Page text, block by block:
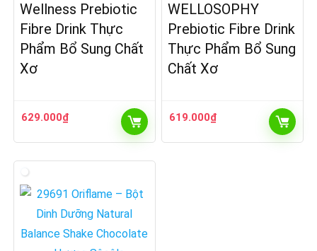
Wellness Prebiotic
Fibre Drink Thực
Phẩm Bổ Sung Chất
Xơ
629.000₫
WELLOSOPHY
Prebiotic Fibre Drink
Thực Phẩm Bổ Sung
Chất Xơ
619.000₫